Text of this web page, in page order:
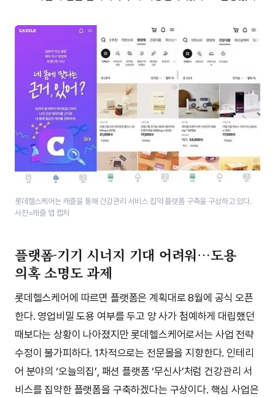
롯데헬스케어는 캐즐을 통해 건강관리 서비스 집약 플랫폼 구축을 구상하고 있다.
사진=캐즐 앱 캡처
플랫폼-기기 시너지 기대 어려워…도용
의혹 소명도 과제
롯데헬스케어에 따르면 플랫폼은 계획대로 8월에 공식 오픈
한다. 영업비밀 도용 여부를 두고 양 사가 첨예하게 대립했던
때보다는 상황이 나아졌지만 롯데헬스케어로서는 사업 전략
수정이 불가피하다. 1차적으로는 전문몰을 지향한다. 인테리
어 분야의 ‘오늘의집’, 패션 플랫폼 ‘무신사’처럼 건강관리 서
비스를 집약한 플랫폼을 구축하겠다는 구상이다. 핵심 사업은